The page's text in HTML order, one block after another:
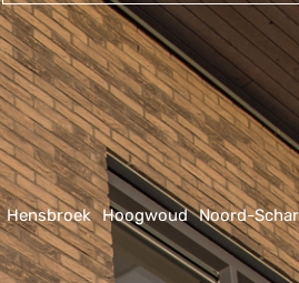
Alternative:
Hensbroek Hoogwoud Noord-